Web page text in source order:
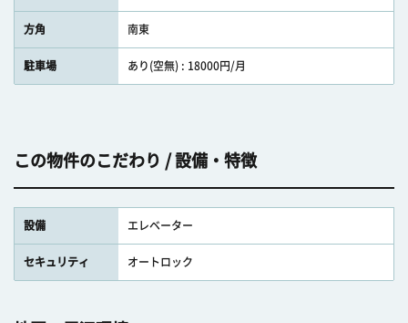
方角 南東
駐車場 あり(空無) : 18000円/月
この物件のこだわり / 設備・特徴
設備 エレベーター
セキュリティ オートロック